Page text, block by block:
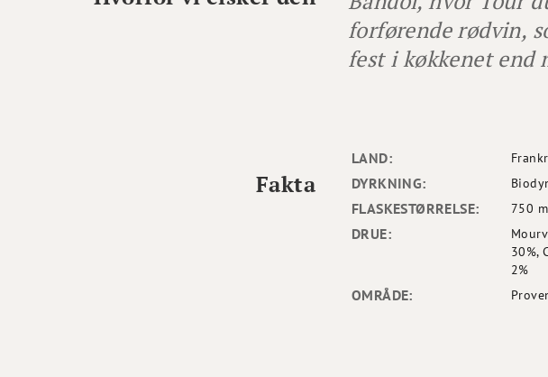
forførende rødvin,
fest i køkkenet end
LAND:
DYRKNING:
FLASKESTØRRELSE: 750
DRUE:
30%,
2%
OMRÅDE:
Fakta